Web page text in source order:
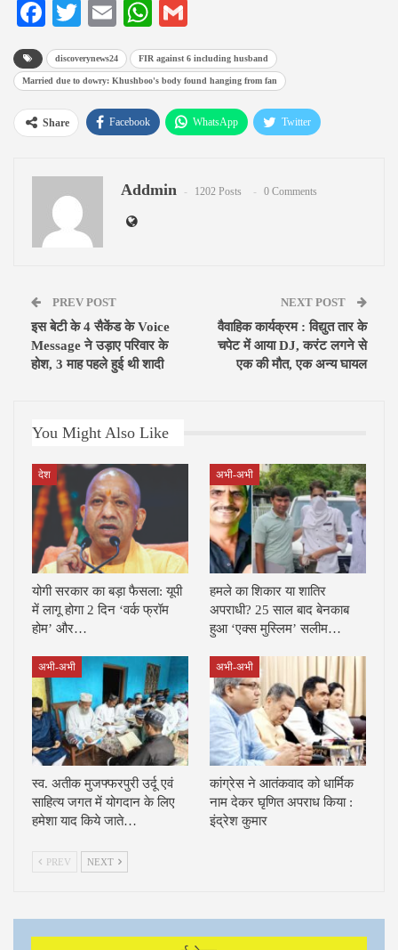
Facebook
TwitterEmailWhatsApp
discoverynews24 FIR against 6 including husband
Married due to dowry: Khushboo's body found hanging from fan
Share Facebook WhatsApp Twitter
Addmin 1202 Posts 0 Comments
PREV POST
इस बेटी के 4 सैकेंड के Voice
Message ने उड़ाए परिवार के
होश, 3 माह पहले हुई थी शादी
NEXT POST
वैवाहिक कार्यक्रम : विद्युत तार के
चपेट में आया DJ, करंट लगने से
एक की मौत, एक अन्य घायल
You Might Also Like
देश
योगी सरकार का बड़ा फैसला: यूपी
में लागू होगा 2 दिन ‘वर्क फ्रॉम
होम’ और…
अभी-अभी
हमले का शिकार या शातिर
अपराधी? 25 साल बाद बेनकाब
हुआ ‘एक्स मुस्लिम’ सलीम…
अभी-अभी
स्व. अतीक मुजफ्फरपुरी उर्दू एवं
साहित्य जगत में योगदान के लिए
हमेशा याद किये जाते…
अभी-अभी
कांग्रेस ने आतंकवाद को धार्मिक
नाम देकर घृणित अपराध किया :
इंद्रेश कुमार
PREV NEXT